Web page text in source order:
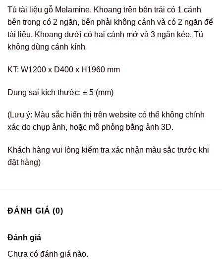
Tủ tài liệu gỗ Melamine. Khoang trên bên trái có 1 cánh
bên trong có 2 ngăn, bên phải không cánh và có 2 ngăn để
tài liệu. Khoang dưới có hai cánh mở và 3 ngăn kéo. Tủ
không dùng cánh kính
KT: W1200 x D400 x H1960 mm
Dung sai kích thước: ± 5 (mm)
(Lưu ý: Màu sắc hiển thị trên website có thể không chính
xác do chụp ảnh, hoặc mô phỏng bằng ảnh 3D.
Khách hàng vui lòng kiểm tra xác nhận màu sắc trước khi
đặt hàng)
ĐÁNH GIÁ (0)
Đánh giá
Chưa có đánh giá nào.